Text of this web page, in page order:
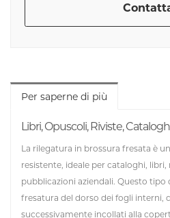
Per saperne di più
Libri, Opuscoli, Riviste,
La rilegatura in brossura fresata è
resistente, ideale per cataloghi, libri,
pubblicazioni aziendali. Questo tipo
fresatura del dorso dei fogli interni,
successivamente incollati alla